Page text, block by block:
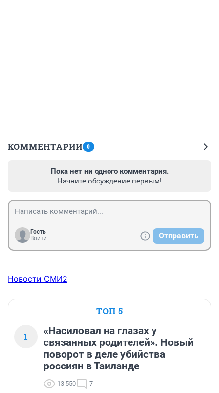
КОММЕНТАРИИ 0
Пока нет ни одного комментария.
Начните обсуждение первым!
Гость
Войти
Отправить
Новости СМИ2
ТОП 5
1
«Насиловал на глазах у
связанных родителей». Новый
поворот в деле убийства
россиян в Таиланде
13 550 7